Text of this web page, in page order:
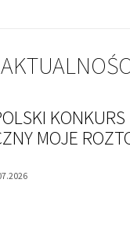
KONKURS
MOJE